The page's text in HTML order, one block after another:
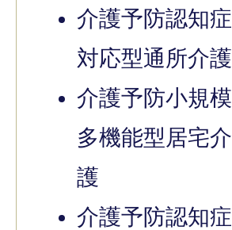
介護予防認知症
対応型通所介護
介護予防小規模
多機能型居宅介
護
介護予防認知症